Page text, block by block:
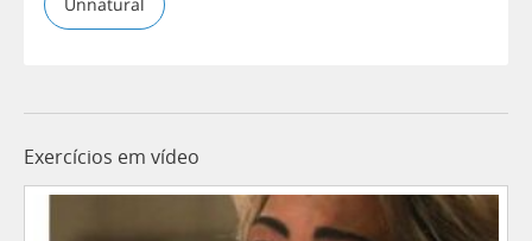
Exercícios em vídeo